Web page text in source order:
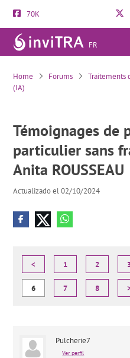
70K
FR
Home Forums Traitements
(IA)
Témoignages de
particulier sans
Anita ROUSSEAU
Actualizado el 02/10/2024
< 1 2
6 7 8
Pulcherie7
Ver perfil